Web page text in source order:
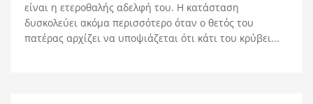
είναι η ετεροθαλής αδελφή του. Η κατάσταση
δυσκολεύει ακόμα περισσότερο όταν ο θετός του
πατέρας αρχίζει να υποψιάζεται ότι κάτι του κρύβει...